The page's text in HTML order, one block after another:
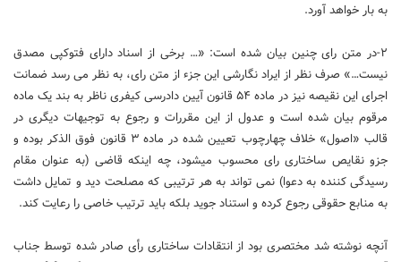
به بار خواهد آورد.
۲-در متن رای چنین بیان شده است: «… برخی از اسناد دارای فتوکپی مصدق
نیست…» صرف نظر از ایراد نگارشی این جزء از متن رای، به نظر می‏ رسد ضمانت
اجرای این نقیصه نیز در ماده ۵۴ قانون آیین دادرسی کیفری ناظر به بند یک ماده
مرقوم بیان شده است و عدول از این مقررات و رجوع به توجیهات دیگری در
قالب «اصول» خلاف چهارچوب تعیین شده در ماده ۳ قانون فوق‏ الذکر بوده و
جزو نقایص ساختاری رای محسوب می‏شود، چه اینکه قاضی (به عنوان مقام
رسیدگی کننده به دعوا) نمی‏ تواند به هر ترتیبی که مصلحت دید و تمایل داشت
به منابع حقوقی رجوع کرده و استناد جوید بلکه باید ترتیب خاصی را رعایت کند.
آنچه نوشته شد مختصری بود از انتقادات ساختاری رأی صادر شده توسط جناب